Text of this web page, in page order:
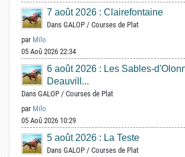
7 août 2026 : Clairefontaine
Dans GALOP / Courses de Plat
par Milo
05 Aoû 2026 22:34
6 août 2026 : Les Sables-
Deauvill...
Dans GALOP / Courses de Plat
par Milo
05 Aoû 2026 10:29
5 août 2026 : La Teste
Dans GALOP / Courses de Plat